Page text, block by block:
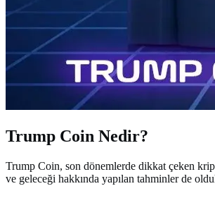
Trump Coin Nedir?
Trump Coin, son dönemlerde dikkat çeken
ve geleceği hakkında yapılan tahminler de